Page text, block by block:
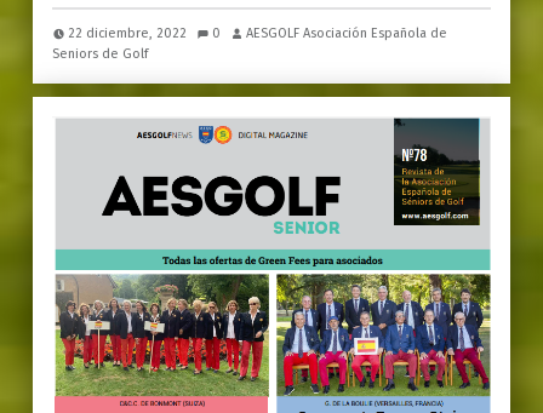
22 diciembre, 2022 0
AESGOLF Asociación Española de
Seniors de Golf